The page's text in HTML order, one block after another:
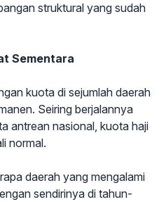
struktural yang sudah
Sementara
kuota di sejumlah daerah
Seiring berjalannya
antrean nasional, kuota haji
normal.
daerah yang mengalami
sendirinya di tahun-